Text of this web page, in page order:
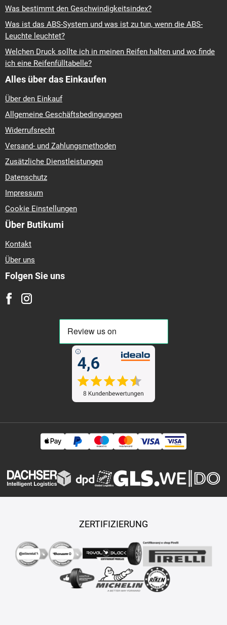
Was bestimmt den Geschwindigkeitsindex?
Was ist das ABS-System und was ist zu tun, wenn die ABS-
Leuchte leuchtet?
Welchen Druck sollte ich in meinen Reifen halten und wo finde
ich eine Reifenfülltabelle?
Alles über das Einkaufen
Über den Einkauf
Allgemeine Geschäftsbedingungen
Widerrufsrecht
Versand- und Zahlungsmethoden
Zusätzliche Dienstleistungen
Datenschutz
Impressum
Cookie Einstellungen
Über Butikumi
Kontakt
Über uns
Folgen Sie uns
ZERTIFIZIERUNG